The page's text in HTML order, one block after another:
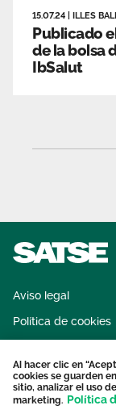
15.07.24 ILLES
Publicado
de la bolsa
IbSalut
Aviso legal
Política de cookies
Protección datos
Contacto
Al hacer clic en
cookies se guarden
sitio, analizar el uso
marketing. Política